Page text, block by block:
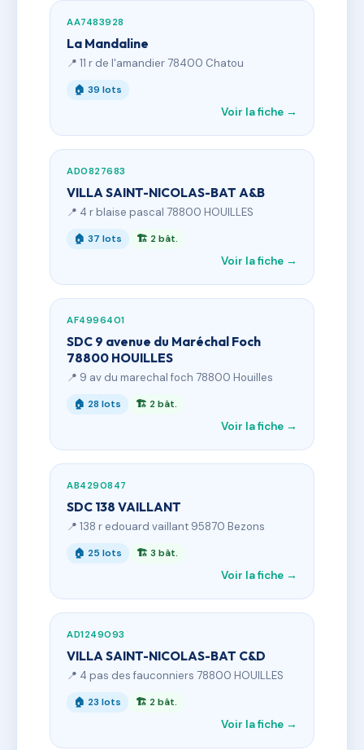
AA7483928
La Mandaline
📍 11 r de l'amandier 78400 Chatou
🏠 39 lots
Voir la fiche →
AD0827683
VILLA SAINT-NICOLAS-BAT A&B
📍 4 r blaise pascal 78800 HOUILLES
🏠 37 lots 🏗 2 bât.
Voir la fiche →
AF4996401
SDC 9 avenue du Maréchal Foch
78800 HOUILLES
📍 9 av du marechal foch 78800 Houilles
🏠 28 lots 🏗 2 bât.
Voir la fiche →
AB4290847
SDC 138 VAILLANT
📍 138 r edouard vaillant 95870 Bezons
🏠 25 lots 🏗 3 bât.
Voir la fiche →
AD1249093
VILLA SAINT-NICOLAS-BAT C&D
📍 4 pas des fauconniers 78800 HOUILLES
🏠 23 lots 🏗 2 bât.
Voir la fiche →